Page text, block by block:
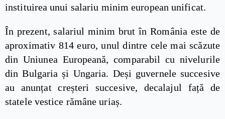
instituirea unui salariu minim european unificat.
În prezent, salariul minim brut în România este de
aproximativ 814 euro, unul dintre cele mai scăzute
din Uniunea Europeană, comparabil cu nivelurile
din Bulgaria și Ungaria. Deși guvernele succesive
au anunțat creșteri succesive, decalajul față de
statele vestice rămâne uriaș.